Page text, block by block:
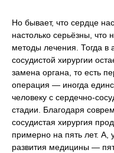
Но бывает, что сердце
настолько серьёзны,
методы лечения. Тогда в
сосудистой хирургии
замена органа, то есть
операция — иногда
человеку с сердечно-
стадии. Благодаря
сосудистая хирургия
примерно на пять лет. А,
развития медицины —